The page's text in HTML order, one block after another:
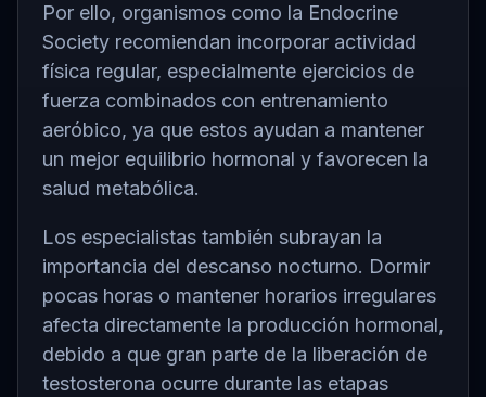
Por ello, organismos como la Endocrine
Society recomiendan incorporar actividad
física regular, especialmente ejercicios de
fuerza combinados con entrenamiento
aeróbico, ya que estos ayudan a mantener
un mejor equilibrio hormonal y favorecen la
salud metabólica.
Los especialistas también subrayan la
importancia del descanso nocturno. Dormir
pocas horas o mantener horarios irregulares
afecta directamente la producción hormonal,
debido a que gran parte de la liberación de
testosterona ocurre durante las etapas